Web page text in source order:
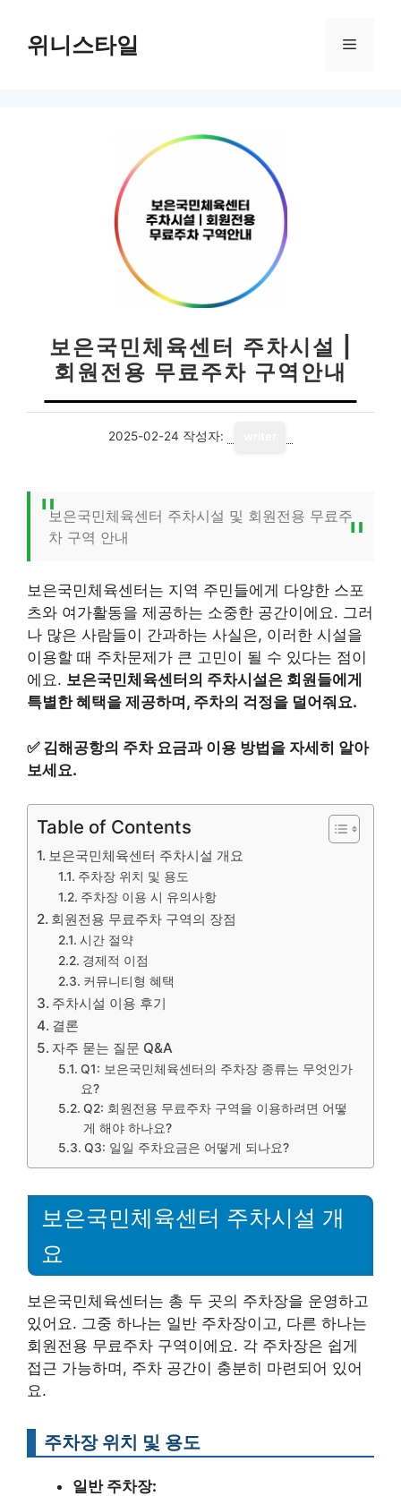
위니스타일 메
보은국민체육센터 주차시설 |
회원전용 무료주차 구역안내
2025-02-24 작성자:
보은국민체육센터 주차시설 및 회원전용 무료주
차 구역 안내
보은국민체육센터는 지역 주민들에게 다양한 스포
츠와 여가활동을 제공하는 소중한 공간이에요. 그러
나 많은 사람들이 간과하는 사실은, 이러한 시설을
이용할 때 주차문제가 큰 고민이 될 수 있다는 점이
에요. 보은국민체육센터의 주차시설은 회원들에게
특별한 혜택을 제공하며, 주차의 걱정을 덜어줘요.
✅ 김해공항의 주차 요금과 이용 방법을 자세히 알아
보세요.
Table of Contents
보은국민체육센터 주차시설 개요
주차장 위치 및 용도
주차장 이용 시 유의사항
회원전용 무료주차 구역의 장점
시간 절약
경제적 이점
커뮤니티형 혜택
주차시설 이용 후기
결론
자주 묻는 질문 Q&A
Q1: 보은국민체육센터의 주차장 종류는 무엇인가
요?
Q2: 회원전용 무료주차 구역을 이용하려면 어떻
게 해야 하나요?
Q3: 일일 주차요금은 어떻게 되나요?
보은국민체육센터 주차시설 개
요
보은국민체육센터는 총 두 곳의 주차장을 운영하고
있어요. 그중 하나는 일반 주차장이고, 다른 하나는
회원전용 무료주차 구역이에요. 각 주차장은 쉽게
접근 가능하며, 주차 공간이 충분히 마련되어 있어
요.
주차장 위치 및 용도
일반 주차장: